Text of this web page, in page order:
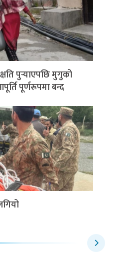
पुर्‍याएपछि मुगुको
पूर्णरूपमा बन्द